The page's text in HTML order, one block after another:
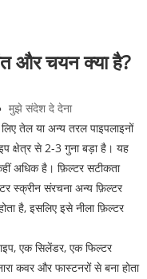
और चयन क्या है?
मुझे संदेश दे देना
तेल या अन्य तरल पाइपलाइनों
क्षेत्र से 2-3 गुना बड़ा है। यह
अधिक है। फ़िल्टर सटीकता
स्क्रीन संरचना अन्य फ़िल्टर
है, इसलिए इसे नीला फ़िल्टर
एक सिलेंडर, एक फिल्टर
कवर और फास्टनरों से बना होता